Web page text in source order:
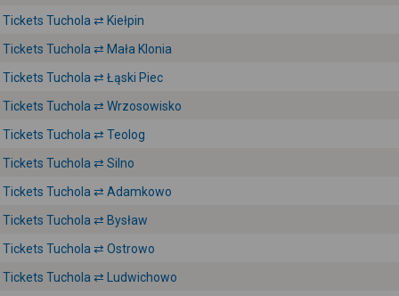
Tickets Tuchola ⇄ Kiełpin
Tickets Tuchola ⇄ Mała Klonia
Tickets Tuchola ⇄ Łąski Piec
Tickets Tuchola ⇄ Wrzosowisko
Tickets Tuchola ⇄ Teolog
Tickets Tuchola ⇄ Silno
Tickets Tuchola ⇄ Adamkowo
Tickets Tuchola ⇄ Bysław
Tickets Tuchola ⇄ Ostrowo
Tickets Tuchola ⇄ Ludwichowo